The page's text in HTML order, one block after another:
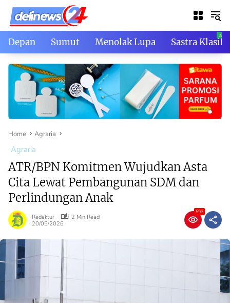
Skip
content
Depan Sumut Menolak Lupa Sastra Klasik
Home Agraria
Agraria
ATR/BPN Komitmen Wujudkan Asta
Cita Lewat Pembangunan SDM dan
Perlindungan Anak
Redaktur
2 Min Read
20/05/2026
593